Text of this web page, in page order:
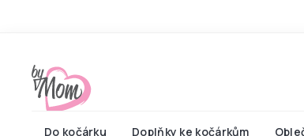
Do kočárku Doplňky ke kočárkům